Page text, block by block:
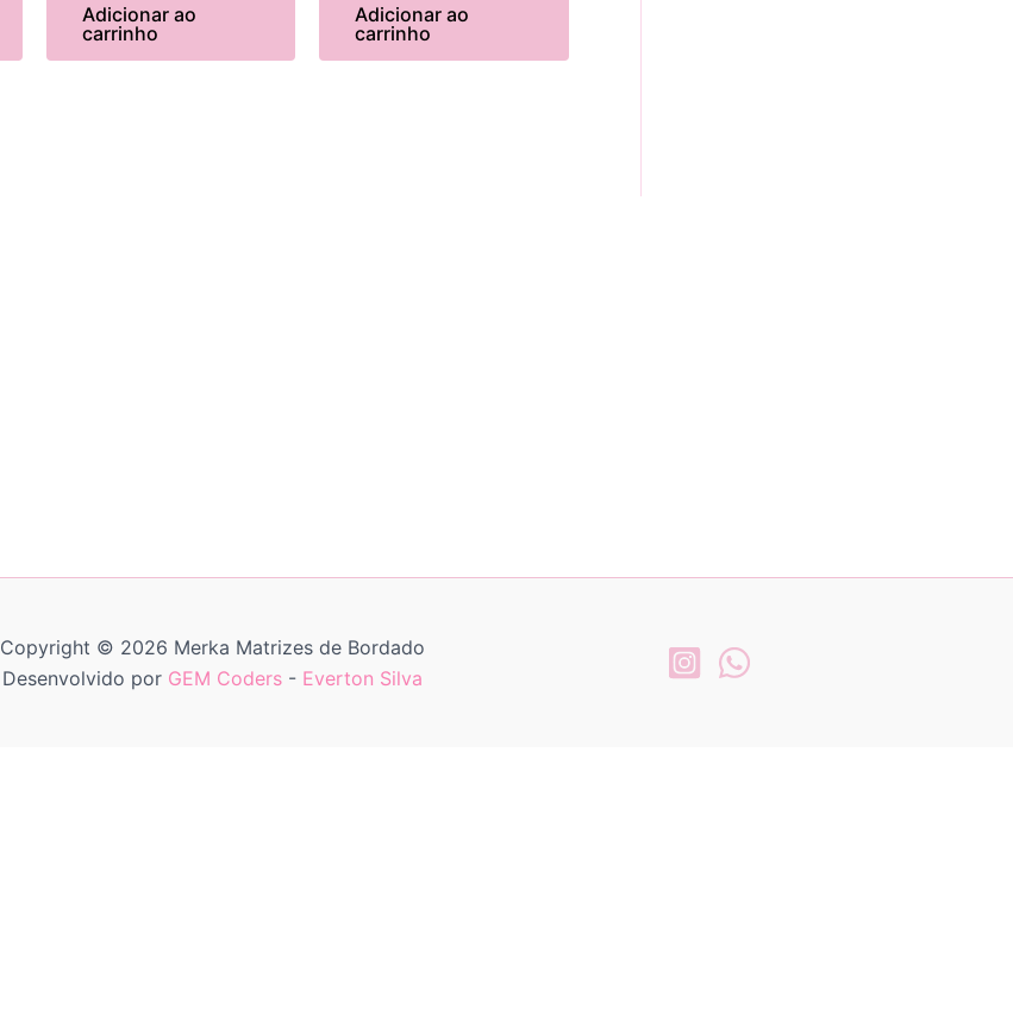
Adicionar ao
carrinho
Adicionar ao
carrinho
Copyright © 2026 Merka Matrizes de Bordado
Desenvolvido por GEM Coders - Everton Silva